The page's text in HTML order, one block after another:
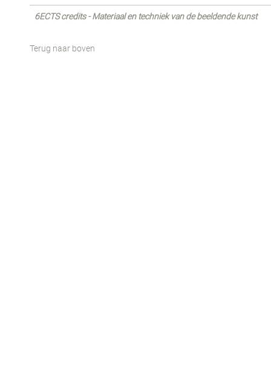
6ECTS credits - Materiaal en techniek van de beeldende kunst
Terug naar boven